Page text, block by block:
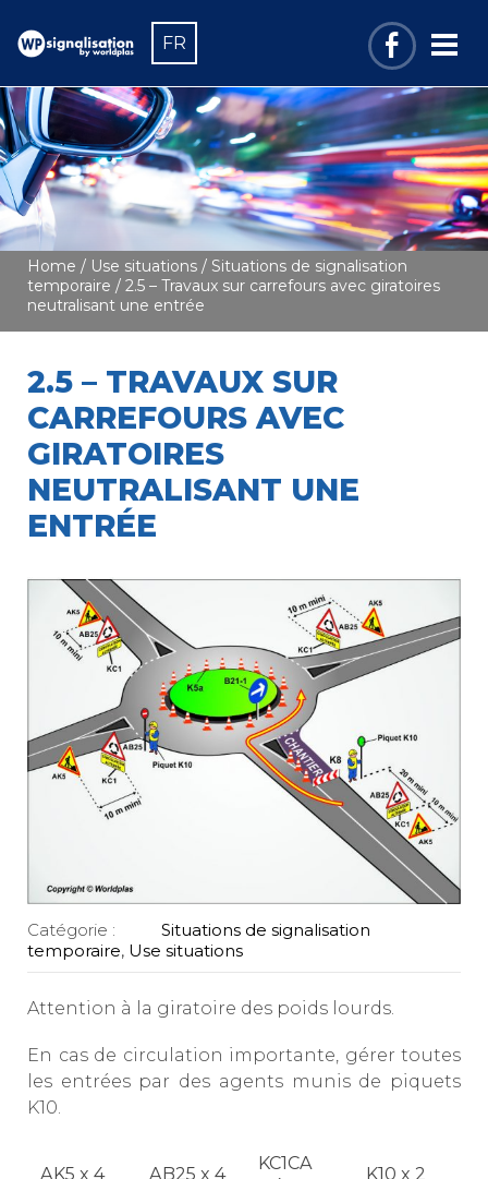
FR
Home / Use situations / Situations de signalisation
temporaire / 2.5 – Travaux sur carrefours avec giratoires
neutralisant une entrée
2.5 – TRAVAUX SUR
CARREFOURS AVEC
GIRATOIRES
NEUTRALISANT UNE
ENTRÉE
Catégorie :
Situations de signalisation
temporaire, Use situations
Attention à la giratoire des poids lourds.
En cas de circulation importante, gérer toutes
les entrées par des agents munis de piquets
K10.
AK5 x 4 AB25 x 4
KC1CA
K10 x 2